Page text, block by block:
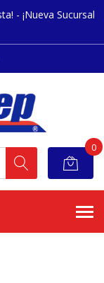
- ¡Nueva Sucursal
0